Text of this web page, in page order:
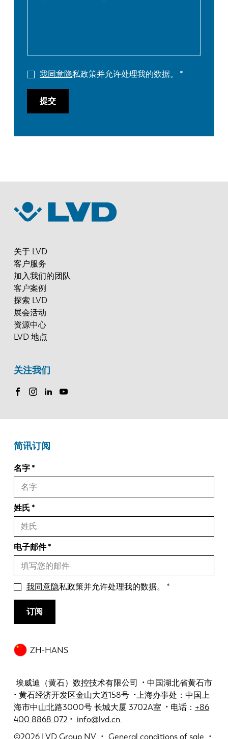
我同意隐私政策并允许处理我的数据。
提交
关于 LVD
客户服务
加入我们的团队
客户案例
探索 LVD
展会活动
资源中心
LVD 地点
关注我们
ZH-HANS
埃威迪（黄石）数控技术有限公司 • 中国湖北省黄石市
• 黄石经济开发区金山大道158号 •上海办事处：中国上
海市中山北路3000号 长城大厦 3702A室 • 电话： +86
400 8868 072 • info@lvd.cn
©2026 LVD Group NV General conditions of sale
简讯订阅
名字
姓氏
电子邮件
我同意隐私政策并允许处理我的数据。
订阅